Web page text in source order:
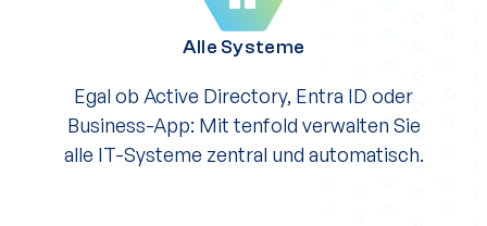
Alle Systeme
Egal ob Active Directory, Entra ID oder
Business-App: Mit tenfold verwalten Sie
alle IT-Systeme zentral und automatisch.